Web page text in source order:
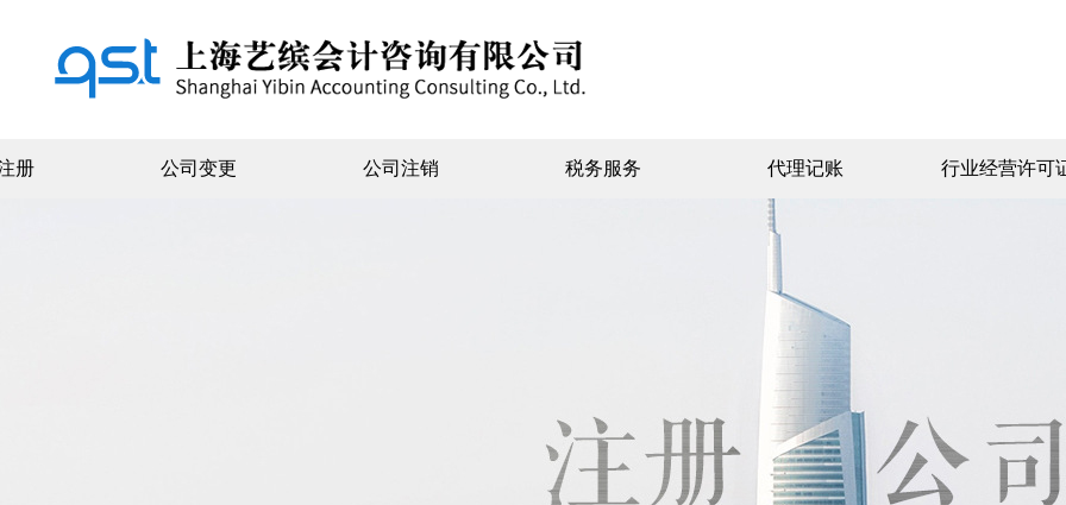
册 公司变更 公司注销 税务服务 代理记账 行业经营许可
特殊行业注册